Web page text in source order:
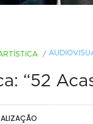
/
“52